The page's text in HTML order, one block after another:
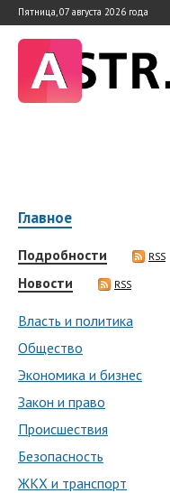
Пятница, 07 августа 2026 года
Главное
Подробности RSS
Новости RSS
Власть и политика
Общество
Экономика и бизнес
Закон и право
Происшествия
Безопасность
ЖКХ и транспорт